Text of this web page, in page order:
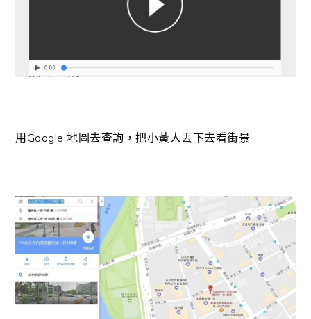
用Google 地圖去查詢，把小黃人丟下去看街景